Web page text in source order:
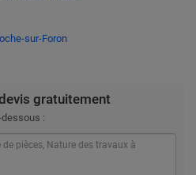
sur-Foron
gratuitement
: